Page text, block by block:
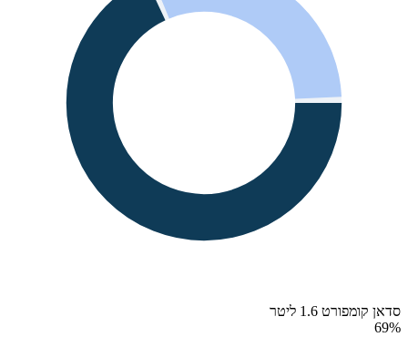
סדאן קומפורט 1.6 ליטר
69%